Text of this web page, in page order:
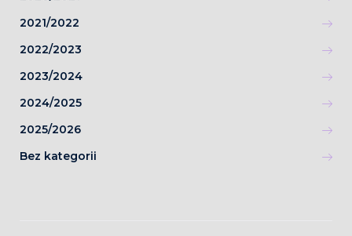
2021/2022
2022/2023
2023/2024
2024/2025
2025/2026
Bez kategorii